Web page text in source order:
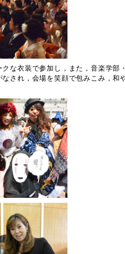
な衣装で参加し，また，音楽学部
され，会場を笑顔で包みこみ，和